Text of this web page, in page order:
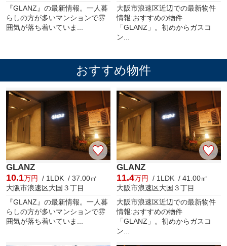
『GLANZ』の最新情報。一人暮
らしの方が多いマンションで雰
囲気が落ち着いていま...
大阪市浪速区近辺での最新物件
情報:おすすめの物件
「GLANZ」。初めからガスコ
ン...
おすすめ物件
GLANZ
10.1万円
/ 1LDK / 37.00㎡
大阪市浪速区大国３丁目
『GLANZ』の最新情報。一人暮
らしの方が多いマンションで雰
囲気が落ち着いていま...
GLANZ
11.4万円
/ 1LDK / 41.00㎡
大阪市浪速区大国３丁目
大阪市浪速区近辺での最新物件
情報:おすすめの物件
「GLANZ」。初めからガスコ
ン...